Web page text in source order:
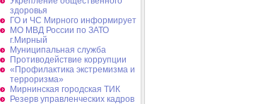
здоровья
ГО и ЧС Мирного информирует
МО МВД России по ЗАТО
г.Мирный
Муниципальная cлужба
Противодействие коррупции
«Профилактика экстремизма и
терроризма»
Мирнинская городская ТИК
Резерв управленческих кадров